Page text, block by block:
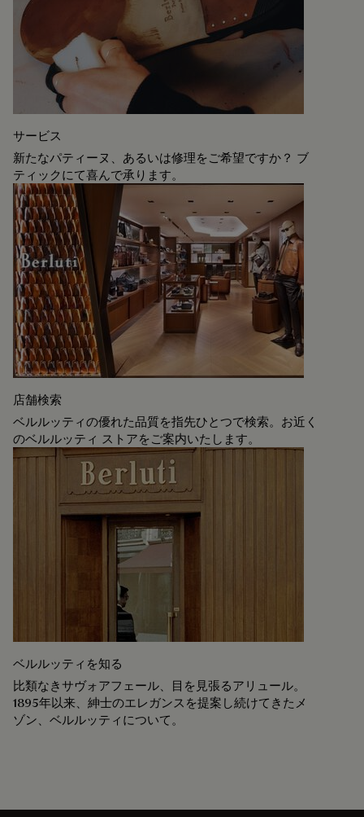
サービス
新たなパティーヌ、あるいは修理をご希望ですか？ ブ
ティックにて喜んで承ります。
店舗検索
ベルルッティの優れた品質を指先ひとつで検索。お近く
のベルルッティ ストアをご案内いたします。
ベルルッティを知る
比類なきサヴォアフェール、目を見張るアリュール。
1895年以来、紳士のエレガンスを提案し続けてきたメ
ゾン、ベルルッティについて。